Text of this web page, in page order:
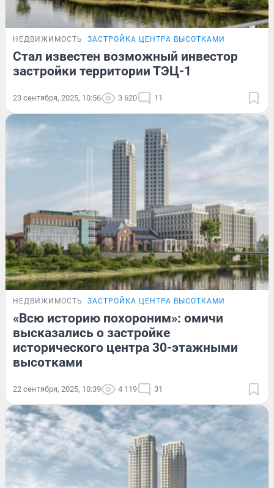
НЕДВИЖИМОСТЬ ЗАСТРОЙКА ЦЕНТРА ВЫСОТКАМИ
Стал известен возможный инвестор
застройки территории ТЭЦ-1
23 сентября, 2025, 10:56 3 620 11
НЕДВИЖИМОСТЬ ЗАСТРОЙКА ЦЕНТРА ВЫСОТКАМИ
«Всю историю похороним»: омичи
высказались о застройке
исторического центра 30-этажными
высотками
22 сентября, 2025, 10:39 4 119 31